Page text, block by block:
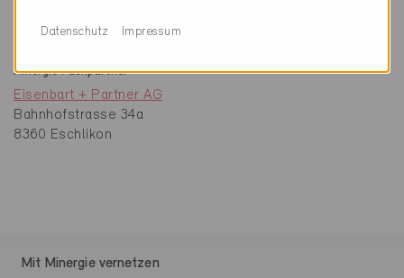
9506 Lommis
Minergie Fachpartner
Eisenbart + Partner AG
Bahnhofstrasse 34a
8360 Eschlikon
Mit Minergie vernetzen
Datenschutz Impressum